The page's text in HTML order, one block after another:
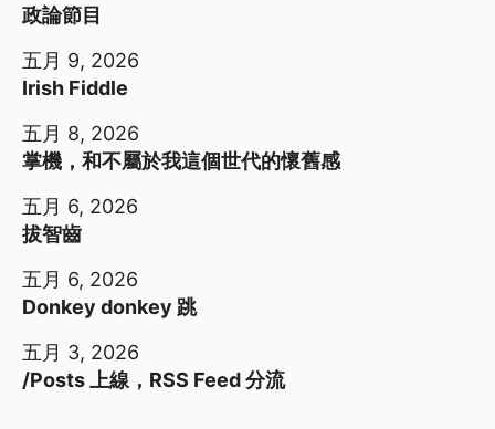
政論節目
五月 9, 2026
Irish Fiddle
五月 8, 2026
掌機，和不屬於我這個世代的懷舊感
五月 6, 2026
拔智齒
五月 6, 2026
Donkey donkey 跳
五月 3, 2026
/Posts 上線，RSS Feed 分流